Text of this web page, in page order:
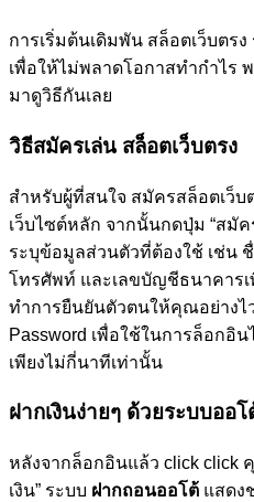
การเริ่มต้นเดิมพัน สล็อตเว็บตร
เพื่อให้ไม่พลาดโอกาสทำกำไร
มาดูวิธีกันเลย
วิธีสมัครเล่น สล็อตเว็บตรง
สำหรับผู้ที่สนใจ สมัครสล็อตเว็
เว็บไซต์หลัก จากนั้นกดปุ่ม “สมัค
ระบุข้อมูลส่วนตัวที่ต้องใช้ เช่น
โทรศัพท์ และเลขบัญชีธนาคารเ
ทำการยืนยันตัวตนให้คุณอย่างไ
Password เพื่อใช้ในการล็อกอิ
เพียงไม่กี่นาทีเท่านั้น
ฝากเงินง่ายๆ ด้วยระบบออโ
หลังจากล็อกอินแล้ว click click
เงิน” ระบบ ฝากถอนออโต้ แสดง